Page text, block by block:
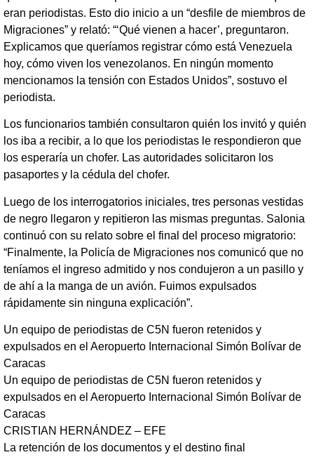
eran periodistas. Esto dio inicio a un “desfile de miembros de
Migraciones” y relató: “‘Qué vienen a hacer’, preguntaron.
Explicamos que queríamos registrar cómo está Venezuela
hoy, cómo viven los venezolanos. En ningún momento
mencionamos la tensión con Estados Unidos”, sostuvo el
periodista.
Los funcionarios también consultaron quién los invitó y quién
los iba a recibir, a lo que los periodistas le respondieron que
los esperaría un chofer. Las autoridades solicitaron los
pasaportes y la cédula del chofer.
Luego de los interrogatorios iniciales, tres personas vestidas
de negro llegaron y repitieron las mismas preguntas. Salonia
continuó con su relato sobre el final del proceso migratorio:
“Finalmente, la Policía de Migraciones nos comunicó que no
teníamos el ingreso admitido y nos condujeron a un pasillo y
de ahí a la manga de un avión. Fuimos expulsados
rápidamente sin ninguna explicación”.
Un equipo de periodistas de C5N fueron retenidos y
expulsados en el Aeropuerto Internacional Simón Bolívar de
Caracas
Un equipo de periodistas de C5N fueron retenidos y
expulsados en el Aeropuerto Internacional Simón Bolívar de
Caracas
CRISTIAN HERNÁNDEZ – EFE
La retención de los documentos y el destino final